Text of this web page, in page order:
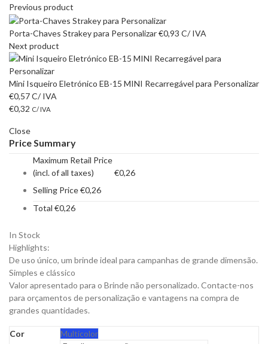
Previous product
Porta-Chaves Strakey para Personalizar€0,93 C/ IVA
Next product
Mini Isqueiro Eletrónico EB-15 MINI Recarregável para Personalizar
€0,57C/ IVA
€0,32 C/ IVA
Close
Price Summary
Maximum Retail Price
(incl. of all taxes)
€0,26
Selling Price€0,26
Total €0,26
In Stock
Highlights:
De uso único, um brinde ideal para campanhas de grande dimensão.
Simples e clássico
Valor apresentado para o Brinde não personalizado. Contacte-nos
para orçamentos de personalização e vantagens na compra de
grandes quantidades.
Cor Multicolor